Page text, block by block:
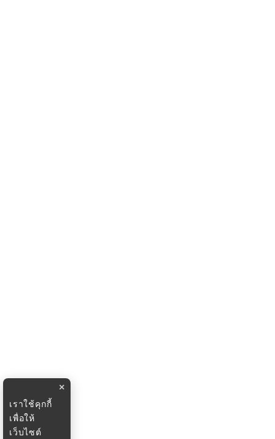
×
เราใช้คุกกี้
เพื่อให้
เว็บไซต์